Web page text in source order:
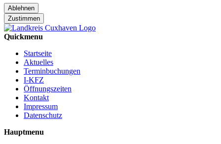
Ablehnen
Zustimmen
Quickmenu
Startseite
Aktuelles
Terminbuchungen
I-KFZ
Öffnungszeiten
Kontakt
Impressum
Datenschutz
Hauptmenu